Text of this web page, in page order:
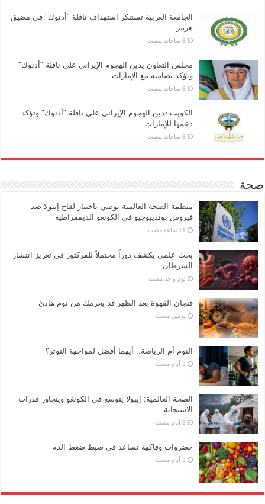
الجامعة العربية تستنكر استهداف ناقلة "أدنوك" في مضيق
هرمز
مجلس التعاون يدين الهجوم الإيراني على ناقلة "أدنوك"
ويؤكد تضامنه مع الإمارات
الكويت تدين الهجوم الإيراني على ناقلة "أدنوك" وتؤكد
دعمها للإمارات
صحة
منظمة الصحة العالمية توصي باختبار لقاح إيبولا ضد
فيروس بونديبوجيو في الكونغو الديمقراطية
بحث علمي يكشف دوراً محتملاً للفركتوز في تعزيز انتشار
السرطان
‏يوم واحد مضت
فنجان القهوة بعد الظهر قد يحرمك من نوم هادئ
‏يومين مضت
النوم أم الرياضة.. أيهما أفضل لمواجهة التوتر؟
الصحة العالمية: إيبولا يتوسع في الكونغو ويتجاوز قدرات
الاستجابة
خضروات وفاكهة تساعد في ضبط ضغط الدم